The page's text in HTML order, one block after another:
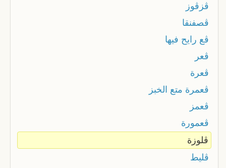
ڨزڨوز
ڨصفنقا
ڨع رايح فيها
ڨعر
ڨعرة
ڨعمرة متع الخبز
ڨعمز
ڨعمورة
ڨلوزة
ڨليط